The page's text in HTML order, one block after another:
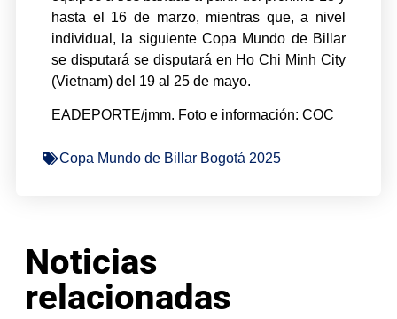
hasta el 16 de marzo, mientras que, a nivel
individual, la siguiente Copa Mundo de Billar
se disputará se disputará en Ho Chi Minh City
(Vietnam) del 19 al 25 de mayo.
EADEPORTE/jmm. Foto e información: COC
Copa Mundo de Billar Bogotá 2025
Noticias
relacionadas